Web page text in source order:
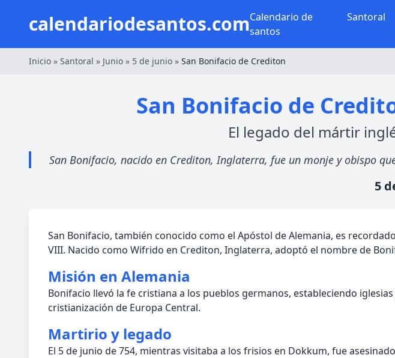
calendariodesantos.comCalendario de
santos
Santoral
Inicio » Santoral » Junio » 5 de junio » San Bonifacio de Crediton
San Bonifacio de
El legado del mártir
San Bonifacio, nacido en Crediton, Inglaterra, fue un monje y obispo
5
San Bonifacio, también conocido como el Apóstol de Alemania, es
VIII. Nacido como Wifrido en Crediton, Inglaterra, adoptó el nombre de
Misión en Alemania
Bonifacio llevó la fe cristiana a los pueblos germanos, estableciendo
cristianización de Europa Central.
Martirio y legado
El 5 de junio de 754, mientras visitaba a los frisios en Dokkum, fue